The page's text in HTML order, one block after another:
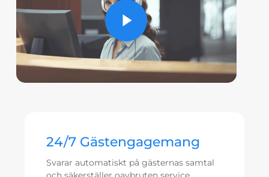
24/7 Gästengagemang
Svarar automatiskt på gästernas samtal